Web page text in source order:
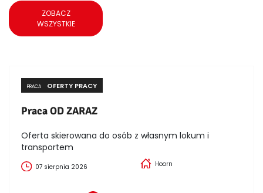
ZOBACZ
WSZYSTKIE
PRACA OFERTY PRACY
Praca OD ZARAZ
Oferta skierowana do osób z własnym lokum i
transportem
07 sierpnia 2026 Hoorn